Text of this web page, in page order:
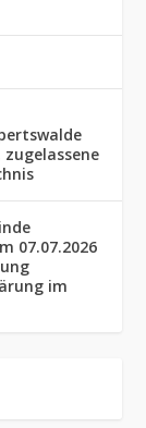
07.07.2026
im